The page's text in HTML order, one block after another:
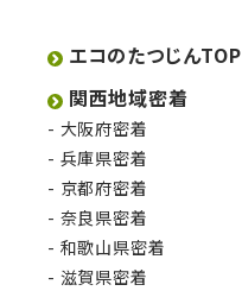
エコのたつじんTOP
関西地域密着
大阪府密着
兵庫県密着
京都府密着
奈良県密着
和歌山県密着
滋賀県密着